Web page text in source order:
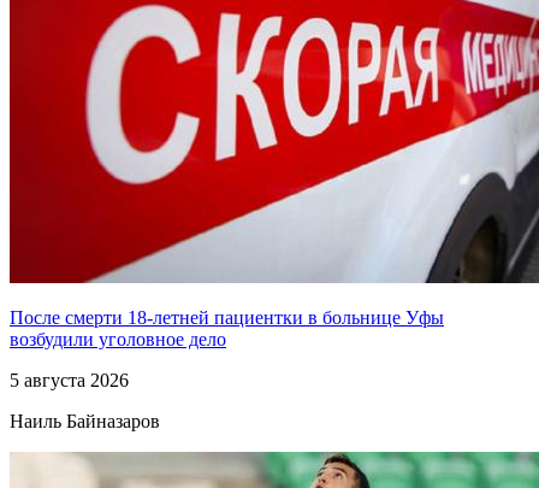
После смерти 18-летней пациентки в больнице Уфы
возбудили уголовное дело
5 августа 2026
Наиль Байназаров